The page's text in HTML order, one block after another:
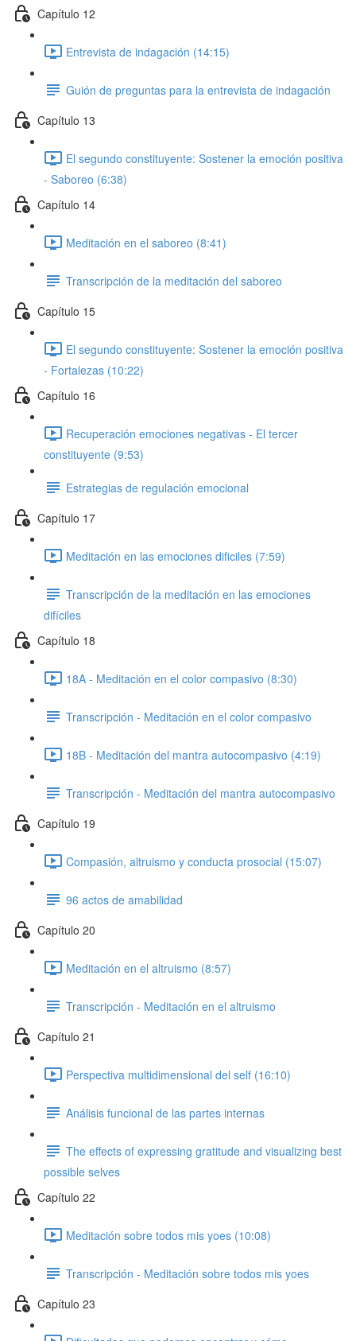
Capítulo 12
Entrevista de indagación (14:15)
Guión de preguntas para la entrevista de indagación
Capítulo 13
El segundo constituyente: Sostener la emoción positiva
- Saboreo (6:38)
Capítulo 14
Meditación en el saboreo (8:41)
Transcripción de la meditación del saboreo
Capítulo 15
El segundo constituyente: Sostener la emoción positiva
- Fortalezas (10:22)
Capítulo 16
Recuperación emociones negativas - El tercer
constituyente (9:53)
Estrategias de regulación emocional
Capítulo 17
Meditación en las emociones dificiles (7:59)
Transcripción de la meditación en las emociones
difíciles
Capítulo 18
18A - Meditación en el color compasivo (8:30)
Transcripción - Meditación en el color compasivo
18B - Meditación del mantra autocompasivo (4:19)
Transcripción - Meditación del mantra autocompasivo
Capítulo 19
Compasión, altruismo y conducta prosocial (15:07)
96 actos de amabilidad
Capítulo 20
Meditación en el altruismo (8:57)
Transcripción - Meditación en el altruismo
Capítulo 21
Perspectiva multidimensional del self (16:10)
Análisis funcional de las partes internas
The effects of expressing gratitude and visualizing best
possible selves
Capítulo 22
Meditación sobre todos mis yoes (10:08)
Transcripción - Meditación sobre todos mis yoes
Capítulo 23